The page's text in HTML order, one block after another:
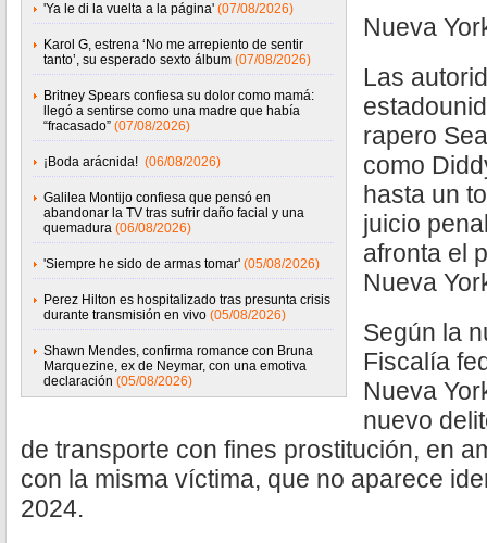
'Ya le di la vuelta a la página' (07/08/2026)
Karol G, estrena ‘No me arrepiento de sentir
tanto’, su esperado sexto álbum (07/08/2026)
Britney Spears confiesa su dolor como mamá:
llegó a sentirse como una madre que había
“fracasado” (07/08/2026)
¡Boda arácnida! (06/08/2026)
Galilea Montijo confiesa que pensó en
abandonar la TV tras sufrir daño facial y una
quemadura (06/08/2026)
'Siempre he sido de armas tomar' (05/08/2026)
Perez Hilton es hospitalizado tras presunta crisis
durante transmisión en vivo (05/08/2026)
Shawn Mendes, confirma romance con Bruna
Marquezine, ex de Neymar, con una emotiva
declaración (05/08/2026)
Nueva
Las
rapero
como
hasta un
juicio
afronta el
Nueva
Según la
Fiscalía
Nueva
nuevo
de transporte con fines prostitución, en
con la misma víctima, que no aparece
2024.